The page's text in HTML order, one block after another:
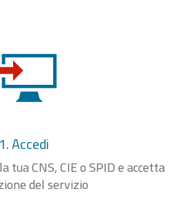
1. Accedi
tua CNS, CIE o SPID e accetta
del servizio